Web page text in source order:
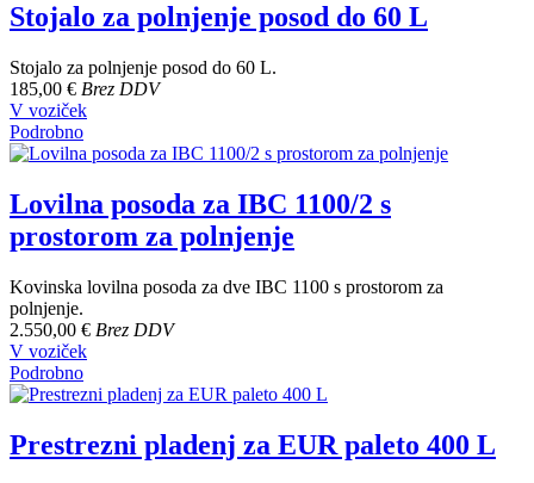
Stojalo za polnjenje posod do 60 L
Stojalo za polnjenje posod do 60 L.
185,00 € Brez DDV
V voziček
Podrobno
Lovilna posoda za IBC 1100/2 s
prostorom za polnjenje
Kovinska lovilna posoda za dve IBC 1100 s prostorom za
polnjenje.
2.550,00 € Brez DDV
V voziček
Podrobno
Prestrezni pladenj za EUR paleto 400 L